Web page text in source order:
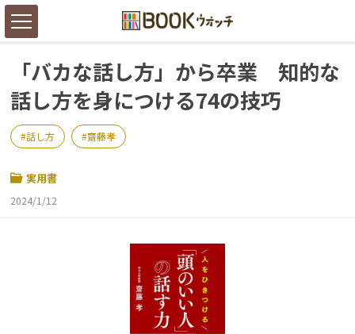
「バカな話し方」から卒業 知的な
話し方を身につける74の技巧
話し方 齋藤孝
実用書
2024/1/12